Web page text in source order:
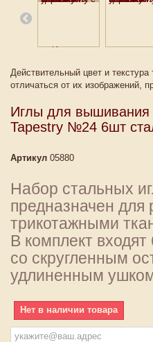
Действительный цвет и текстура
отличаться от их изображений,
Иглы для
Tapestry №24 6шт
Артикул 05880
Набор стальных
предназначен для
трикотажными
В комплект
со скругленным
удлиненным
Нет в наличии товара